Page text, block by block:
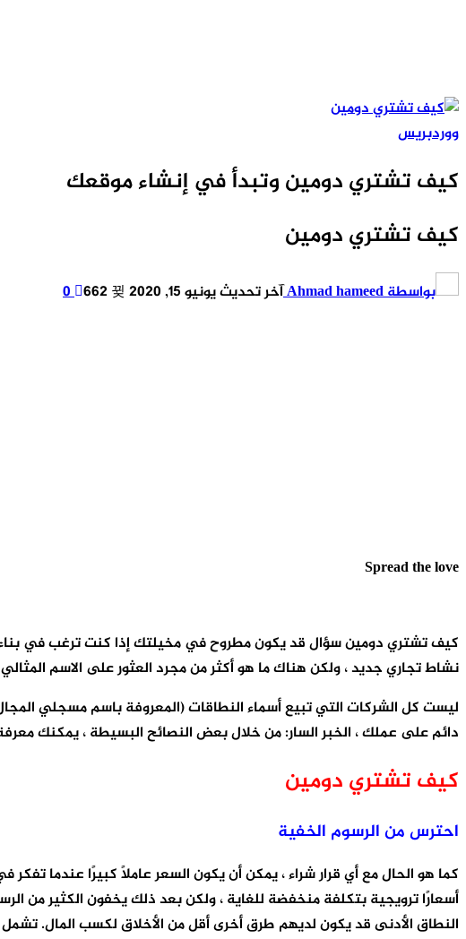
ووردبريس
كيف تشتري دومين وتبدأ في إنشاء موقعك
كيف تشتري دومين
بواسطةAhmad hameedآخر تحديثيونيو 15, 2020 0
Spread the love
كيف تشتري دومين سؤال قد يكون مطروح في مخيلتك إذا كنت ترغب في بناء
نشاط تجاري جديد ، ولكن هناك ما هو أكثر من مجرد العثور على الاسم
ليست كل الشركات التي تبيع أسماء النطاقات (المعروفة باسم مسجلي
دائم على عملك ، الخبر السار: من خلال بعض النصائح البسيطة ، يمكنك
كيف تشتري دومين
احترس من الرسوم الخفية
كما هو الحال مع أي قرار شراء ، يمكن أن يكون السعر عاملاً كبيرًا
أسعارًا ترويجية بتكلفة منخفضة للغاية ، ولكن بعد ذلك يخفون الكثير من
النطاق الأدنى قد يكون لديهم طرق أخرى أقل من الأخلاق لكسب المال. تشمل